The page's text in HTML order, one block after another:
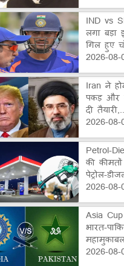
IND vs
लगा बड़ा
गिल हुए
2026-
Iran ने
पकड़ और
दी
2026-
Petrol-
की
पेट्रोल-
2026-
Asia
भारत-
2026-